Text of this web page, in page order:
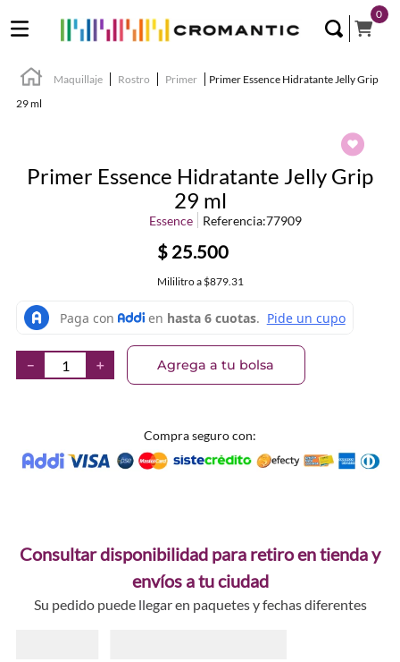
0
Maquillaje Rostro Primer
Primer Essence Hidratante Jelly Grip
29 ml
Primer Essence Hidratante Jelly Grip
29 ml
Essence Referencia:77909
$ 25.500
Mililitroa $879.31
＋
－ Agrega a tu bolsa
Compra seguro con:
Consultar disponibilidad para retiro en tienda y
envíos a tu ciudad
Su pedido puede llegar en paquetes y fechas diferentes